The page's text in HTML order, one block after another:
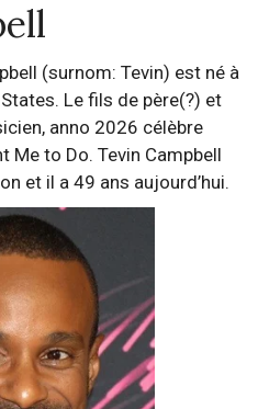
(surnom: Tevin) est né à
Le fils de père(?) et
anno 2026 célèbre
Me to Do. Tevin Campbell
et il a 49 ans aujourd’hui.